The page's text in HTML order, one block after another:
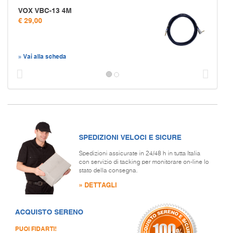
VOX VBC-13 4M
€ 29,00
» Vai alla scheda
SPEDIZIONI VELOCI E SICURE
Spedizioni assicurate in 24/48 h in tutta Italia
con servizio di tacking per monitorare on-line lo
stato della consegna.
» DETTAGLI
ACQUISTO SERENO
PUOI FIDARTI!